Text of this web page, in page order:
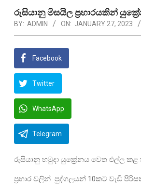
රුසියානු මිසයිල ප්‍රහාරයකින්
BY: ADMIN ON: JANUARY 27, 2023
Facebook
Twitter
WhatsApp
Telegram
රුසියානු හමුදා යුක්‍රේනය වෙත එල්ල
ප්‍රහාර වලින් පුද්ගලයන් 10කට වැඩි